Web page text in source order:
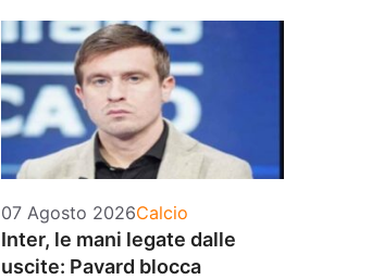
07 Agosto 2026Categorie
Calcio
Inter, le mani legate dalle
uscite: Pavard blocca